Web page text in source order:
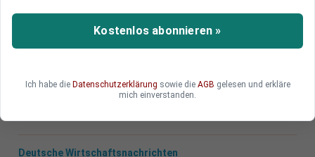
Ein automatisierter Transfer von Finanzhilfen soll
diese mit ihren Finanzen sind.
Deutsche Wirtschaftsnachrichten
Kostenlos abonnieren »
Ich habe die Datenschutzerklärung sowie die AGB gelesen und erkläre
mich einverstanden.